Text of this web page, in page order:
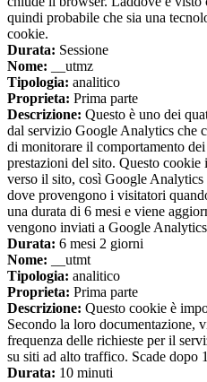
quindi probabile che sia una
cookie.
Durata: Sessione
Nome: __utmz
Tipologia: analitico
Proprieta: Prima parte
Descrizione: Questo è uno dei
dal servizio Google Analytics che
di monitorare il comportamento
prestazioni del sito. Questo
verso il sito, così Google
dove provengono i visitatori
una durata di 6 mesi e viene
vengono inviati a Google
Durata: 6 mesi 2 giorni
Nome: __utmt
Tipologia: analitico
Proprieta: Prima parte
Descrizione: Questo cookie è
Secondo la loro documentazione,
frequenza delle richieste per il
su siti ad alto traffico. Scade dopo
Durata: 10 minuti